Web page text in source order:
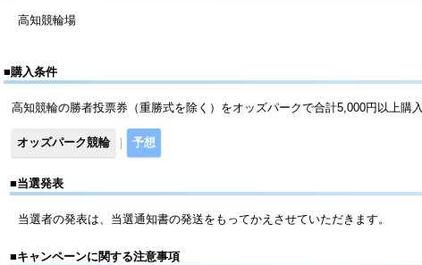
高知競輪場
■購入条件
高知競輪の勝者投票券（重勝式を除く）をオッズパークで合計5,000円以上購入
オッズパーク競輪 予想
■当選発表
当選者の発表は、当選通知書の発送をもってかえさせていただきます。
■キャンペーンに関する注意事項